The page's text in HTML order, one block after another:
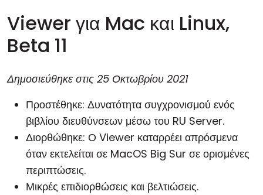
Viewer για Mac και Linux,
Beta 11
Δημοσιεύθηκε στις 25 Οκτωβρίου 2021
Προστέθηκε: Δυνατότητα συγχρονισμού ενός
βιβλίου διευθύνσεων μέσω του RU Server.
Διορθώθηκε: Ο Viewer καταρρέει απρόσμενα
όταν εκτελείται σε MacOS Big Sur σε ορισμένες
περιπτώσεις.
Μικρές επιδιορθώσεις και βελτιώσεις.